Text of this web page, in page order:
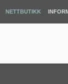
NETTBUTIKK